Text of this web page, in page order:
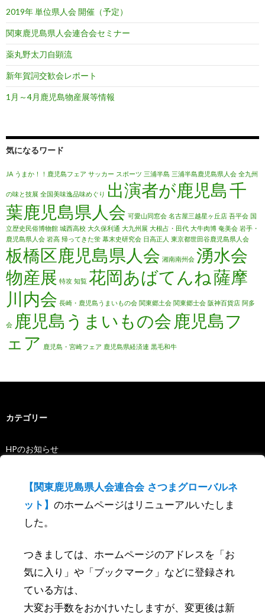
【関東鹿児島県人会連合会 さつまグローバルネ
ット】 のホームページはリニューアルいたしま
した。
つきましては、ホームページのアドレスを「お
気に入り」や「ブックマーク」などに登録され
ている方は、
大変お手数をおかけいたしますが、変更後は新
2019年 単位県人会 開催（予定）
関東鹿児島県人会連合会セミナー
薬丸野太刀自顕流
新年賀詞交歓会レポート
1月～4月鹿児島物産展等情報
気になるワード
JA うまか！！鹿児島フェア サッカー スポーツ 三浦半島 三浦半島鹿児島県人会 全九州
の味と技展 全国美味逸品味めぐり 出演者が鹿児島千
葉鹿児島県人会 可愛山同窓会 名古屋三越星ヶ丘店 吾平会 国
立歴史民俗博物館 城西高校 大久保利通 大九州展 大根占・田代 大牛肉博 奄美会 岩手・
鹿児島県人会 岩高 帰ってきた蛍 幕末史研究会 日高正人 東京都世田谷鹿児島県人会
板橋区鹿児島県人会 湘南南州会 湧水会
物産展 特攻 知覧 花岡あばてんね薩摩
川内会 長崎・鹿児島うまいもの会 関東郷土会 関東郷士会 阪神百貨店 阿多
会 鹿児島うまいもの会 鹿児島フ
ェア 鹿児島・宮崎フェア 鹿児島県経済連 黒毛和牛
カテゴリー
HPのお知らせ
イベント告知・レポート
エンターテインメント
トピックス
未分類
歴史文化